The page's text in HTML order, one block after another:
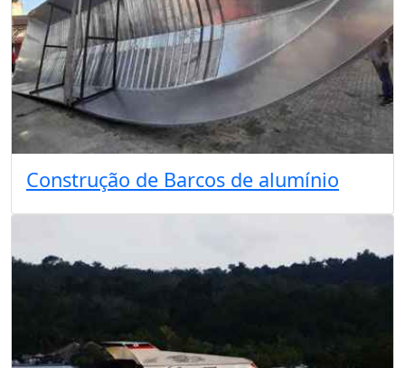
Construção de Barcos de alumínio